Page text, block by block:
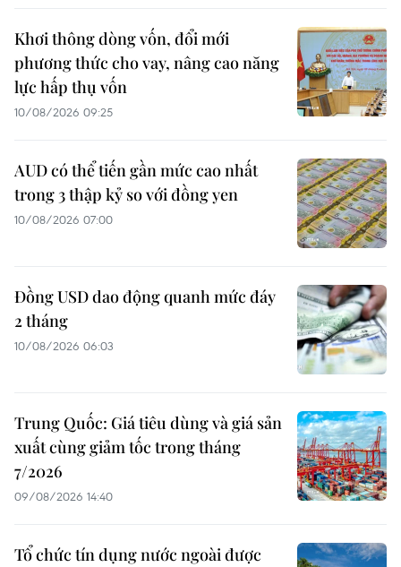
Khơi thông dòng vốn, đổi mới
phương thức cho vay, nâng cao năng
lực hấp thụ vốn
10/08/2026 09:25
AUD có thể tiến gần mức cao nhất
trong 3 thập kỷ so với đồng yen
10/08/2026 07:00
Đồng USD dao động quanh mức đáy
2 tháng
10/08/2026 06:03
Trung Quốc: Giá tiêu dùng và giá sản
xuất cùng giảm tốc trong tháng
7/2026
09/08/2026 14:40
Tổ chức tín dụng nước ngoài được